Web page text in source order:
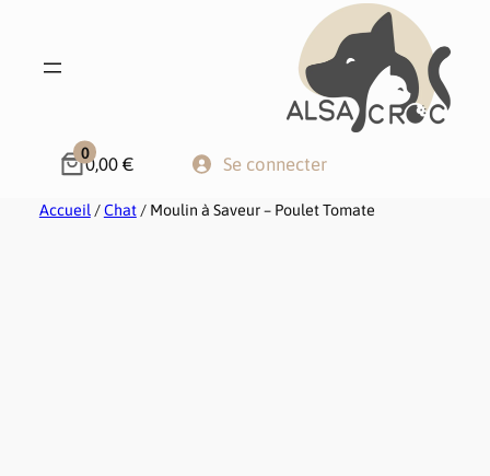
0
0,00 € Se connecter
Accueil/Chat/ Moulin à Saveur – Poulet Tomate